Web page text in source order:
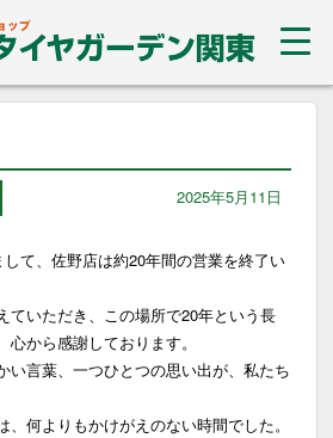
2025年5月11日
て、佐野店は約20年間の営業を終了い
ていただき、この場所で20年という長
から感謝しております。
い言葉、一つひとつの思い出が、私たち
何よりもかけがえのない時間でした。